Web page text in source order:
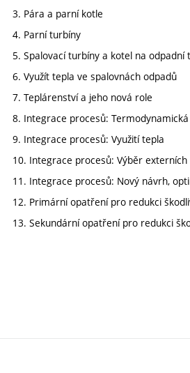
3. Pára a parní kotle
4. Parní turbíny
5. Spalovací turbíny a kotel na odpadní
6. Využít tepla ve spalovnách odpadů
7. Teplárenství a jeho nová role
8. Integrace procesů: Termodynamická
9. Integrace procesů: Využití tepla
10. Integrace procesů: Výběr
11. Integrace procesů: Nový návrh,
12. Primární opatření pro redukci
13. Sekundární opatření pro redukci